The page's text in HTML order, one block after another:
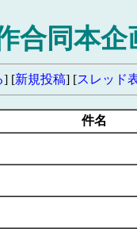
合同本
] [新規投稿] [スレッド
件名